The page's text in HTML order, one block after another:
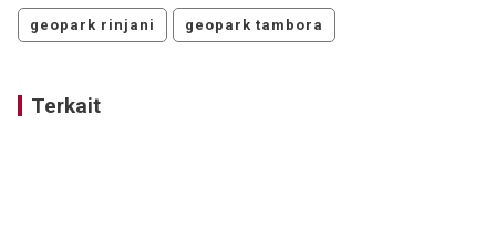
geopark rinjani geopark tambora
Terkait